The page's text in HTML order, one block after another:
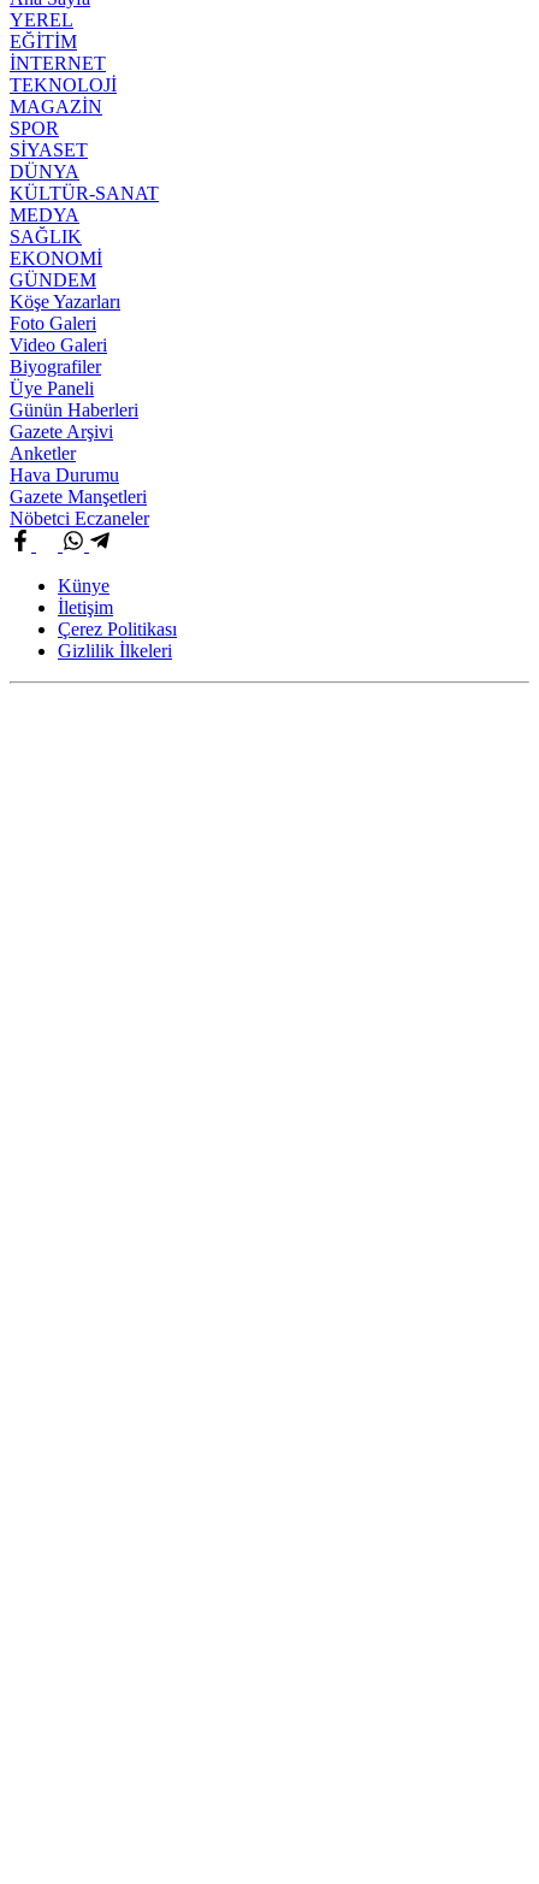
YEREL
EĞİTİM
İNTERNET
TEKNOLOJİ
MAGAZİN
SPOR
SİYASET
DÜNYA
KÜLTÜR-SANAT
MEDYA
SAĞLIK
EKONOMİ
GÜNDEM
Köşe Yazarları
Foto Galeri
Video Galeri
Biyografiler
Üye Paneli
Günün Haberleri
Gazete Arşivi
Anketler
Hava Durumu
Gazete Manşetleri
Nöbetci Eczaneler
Künye
İletişim
Çerez Politikası
Gizlilik İlkeleri